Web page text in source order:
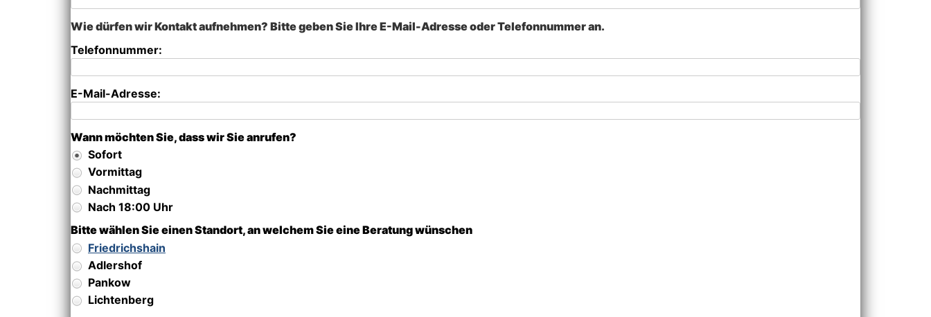
Wie dürfen wir Kontakt aufnehmen? Bitte geben Sie Ihre E-Mail-Adresse oder Telefonnummer an.
Telefonnummer:
E-Mail-Adresse:
Wann möchten Sie, dass wir Sie anrufen?
Sofort
Vormittag
Nachmittag
Nach 18:00 Uhr
Bitte wählen Sie einen Standort, an welchem Sie eine Beratung wünschen
Friedrichshain
Adlershof
Pankow
Lichtenberg